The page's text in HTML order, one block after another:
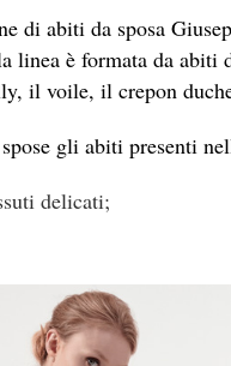
di abiti da sposa
linea è formata da abiti
il voile, il crepon
gli abiti presenti
delicati;